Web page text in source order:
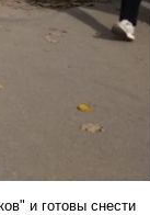
и готовы снести